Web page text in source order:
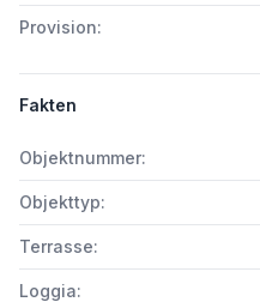
Provision:
Fakten
Objektnummer:
Objekttyp:
Terrasse:
Loggia: